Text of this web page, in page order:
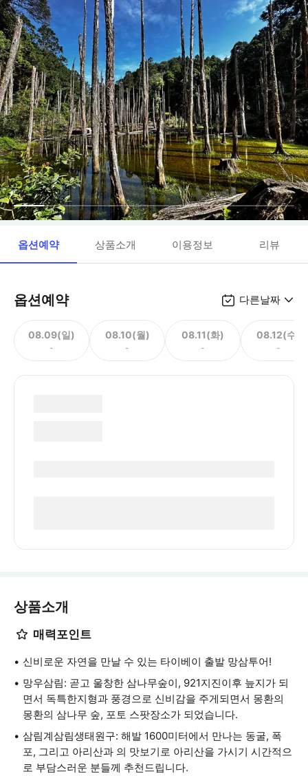
옵션예약 상품소개 이용정보 리뷰
옵션예약 다른날짜
08.09(일)
-
08.10(월)
-
08.11(화)
-
08.12(수)
-
상품소개
매력포인트
신비로운 자연을 만날 수 있는 타이베이 출발 망삼투어!
망우삼림: 곧고 울창한 삼나무숲이, 921지진이후 늪지가 되
면서 독특한지형과 풍경으로 신비감을 주게되면서 몽환의
몽환의 삼나무 숲, 포토 스팟장소가 되었습니다.
삼림계삼림생태원구: 해발 1600미터에서 만나는 동굴, 폭
포, 그리고 아리산과 의 맛보기로 아리산을 가시기 시간적으
로 부담스러운 분들께 추천드립니다.